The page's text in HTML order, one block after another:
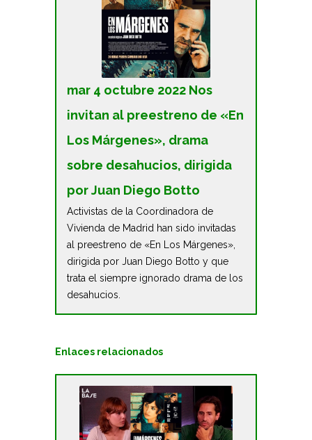
mar 4 octubre 2022 Nos
invitan al preestreno de «En
Los Márgenes», drama
sobre desahucios, dirigida
por Juan Diego Botto
Activistas de la Coordinadora de
Vivienda de Madrid han sido invitadas
al preestreno de «En Los Márgenes»,
dirigida por Juan Diego Botto y que
trata el siempre ignorado drama de los
desahucios.
Enlaces relacionados